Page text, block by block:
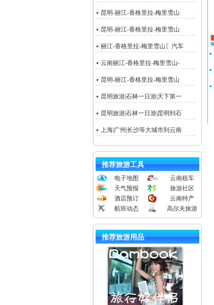
昆明-丽江-香格里拉-梅里雪山
昆明-丽江-香格里拉-梅里雪山
丽江-香格里拉-梅里雪山〖汽车
云南丽江-香格里拉-梅里雪山-
昆明-丽江-香格里拉-梅里雪山
昆明旅游|石林一日游|天下第一
昆明旅游|石林一日游|昆明到石
上海|广州|长沙等大城市到云南
推荐旅游工具
电子地图
云南租车
天气预报
旅游社区
酒店预订
云南特产
航班动态
高尔夫旅游
推荐旅游用品